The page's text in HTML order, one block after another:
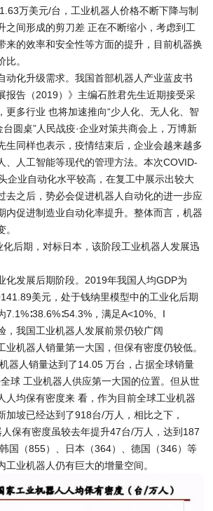
万美元/台，工业机器人价格不断下降与制
之间形成的剪刀差 正在不断缩小，考虑到工
来的效率和安全性等方面的提升，目前机器换
比。
化升级需求。我国首部机器人产业蓝皮书
报告（2019）》主编石胜君先生近期接受采
更多行业 也将加速推向“少人化、无人化、智
台圆桌”人民战疫·企业对策共商会上，万博新
生同样也表示，疫情结束后，企业会越来越多
、人工智能等现代的管理方法。本次COVID-
企业自动化水平较高，在复工中展示出较大
去之后，势必会促进机器人自动化的进一步应
内促进制造业自动化率提升。整体而言，机器
期，对标日本，该阶段工业机器人发展迅
发展后期阶段。2019年我国人均GDP为
美元，处于钱纳里模型中的工业化后期
7.1%∶38.6%∶54.3%，满足A<10%、I
我国工业机器人发展前景仍较广阔
机器人销量第一大国，但保有密度仍较低。
器人销量达到了14.05 万台，占据全球销量
球 工业机器人供应第一大国的位置。但从世
人均保有密度来 看，作为目前全球工业机器
加坡已经达到了918台/万人，相比之下，
保有密度虽较去年提升47台/万人，达到187
国（855）、日本（364）、德国（346）等
工业机器人仍有巨大的增量空间。